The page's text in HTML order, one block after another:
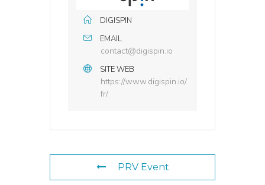
DIGISPIN
EMAIL
contact@digispin.io
SITE WEB
https://www.digispin.io/
fr/
PRV Event